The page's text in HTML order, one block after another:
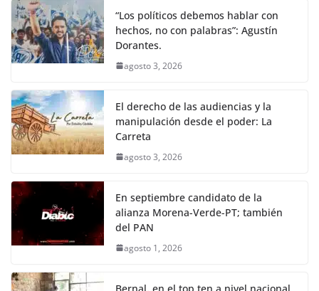
“Los políticos debemos hablar con
hechos, no con palabras”: Agustín
Dorantes.
agosto 3, 2026
El derecho de las audiencias y la
manipulación desde el poder: La
Carreta
agosto 3, 2026
En septiembre candidato de la
alianza Morena-Verde-PT; también
del PAN
agosto 1, 2026